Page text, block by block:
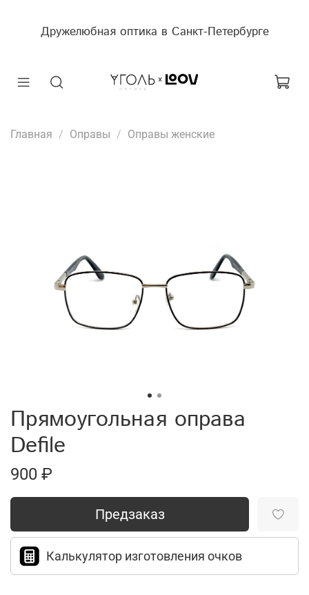
Дружелюбная оптика в Санкт-Петербурге
Главная Оправы Оправы женские
Прямоугольная оправа
Defile
900 ₽
Предзаказ
Калькулятор изготовления очков